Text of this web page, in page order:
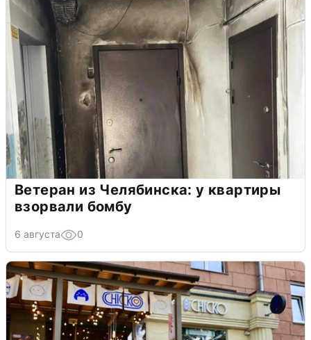
Ветеран из Челябинска: у квартиры
взорвали бомбу
6 августа 0